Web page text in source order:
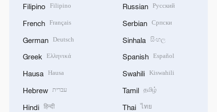
Filipino Filipino
French Français
German Deutsch
Greek Ελληνικά
Hausa Hausa
Hebrew עברית
Hindi हिन्दी
Russian Русский
Serbian Српски
Sinhala සිංහල
Spanish Español
Swahili Kiswahili
Tamil தமிழ்
Thai ไทย